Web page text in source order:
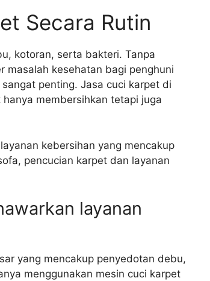
Secara Rutin
kotoran, serta bakteri. Tanpa
masalah kesehatan bagi penghuni
penting. Jasa cuci karpet di
membersihkan tetapi juga
kebersihan yang mencakup
pencucian karpet dan layanan
layanan
yang mencakup penyedotan debu,
menggunakan mesin cuci karpet